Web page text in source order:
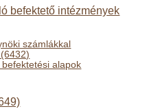
befektető intézmények
számlákkal
alapok